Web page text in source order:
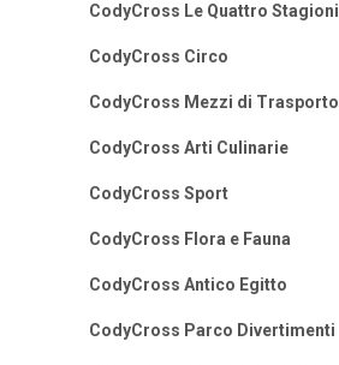
CodyCross Le Quattro Stagioni
CodyCross Circo
CodyCross Mezzi di Trasporto
CodyCross Arti Culinarie
CodyCross Sport
CodyCross Flora e Fauna
CodyCross Antico Egitto
CodyCross Parco Divertimenti